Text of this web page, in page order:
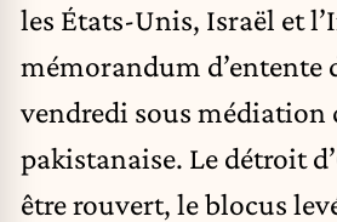
les États-Unis, Israël et
mémorandum d’entente
vendredi sous médiation
pakistanaise. Le détroit
être rouvert, le blocus